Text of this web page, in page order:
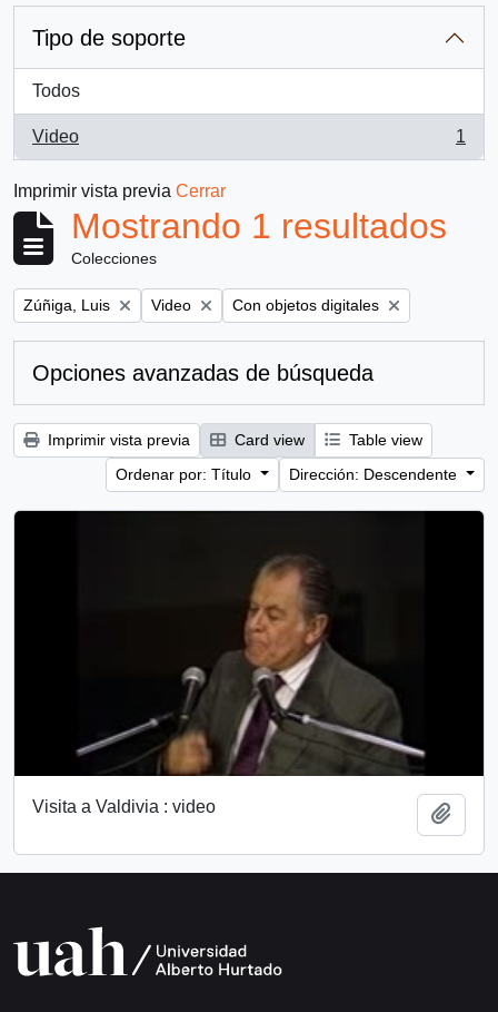
Tipo de soporte
Todos
Video
, 1 resultados
1
Imprimir vista previa Cerrar
Mostrando 1 resultados
Colecciones
Remove filter:
Zúñiga, Luis Remove filter:
Video Remove filter:
Con objetos digitales
Opciones avanzadas de búsqueda
Imprimir vista previa Card view
Table view
Ordenar por: Título
Dirección: Descendente
Visita a Valdivia : video